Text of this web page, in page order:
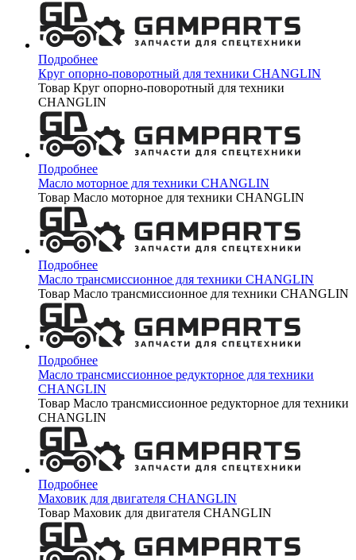
Подробнее
Круг опорно-поворотный для техники CHANGLIN
Товар Круг опорно-поворотный для техники
CHANGLIN
Подробнее
Масло моторное для техники CHANGLIN
Товар Масло моторное для техники CHANGLIN
Подробнее
Масло трансмиссионное для техники CHANGLIN
Товар Масло трансмиссионное для техники CHANGLIN
Подробнее
Масло трансмиссионное редукторное для техники
CHANGLIN
Товар Масло трансмиссионное редукторное для техники
CHANGLIN
Подробнее
Маховик для двигателя CHANGLIN
Товар Маховик для двигателя CHANGLIN